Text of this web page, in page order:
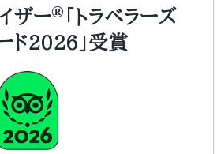
ザー® 「トラベラーズ
ド2026」受賞